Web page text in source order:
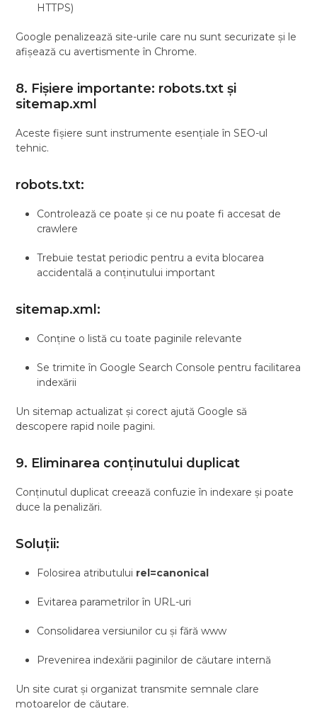
HTTPS)
Google penalizează site-urile care nu sunt securizate și le
afișează cu avertismente în Chrome.
8. Fișiere importante: robots.txt și
sitemap.xml
Aceste fișiere sunt instrumente esențiale în SEO-ul
tehnic.
robots.txt:
Controlează ce poate și ce nu poate fi accesat de
crawlere
Trebuie testat periodic pentru a evita blocarea
accidentală a conținutului important
sitemap.xml:
Conține o listă cu toate paginile relevante
Se trimite în Google Search Console pentru facilitarea
indexării
Un sitemap actualizat și corect ajută Google să
descopere rapid noile pagini.
9. Eliminarea conținutului duplicat
Conținutul duplicat creează confuzie în indexare și poate
duce la penalizări.
Soluții:
Folosirea atributului rel=canonical
Evitarea parametrilor în URL-uri
Consolidarea versiunilor cu și fără www
Prevenirea indexării paginilor de căutare internă
Un site curat și organizat transmite semnale clare
motoarelor de căutare.